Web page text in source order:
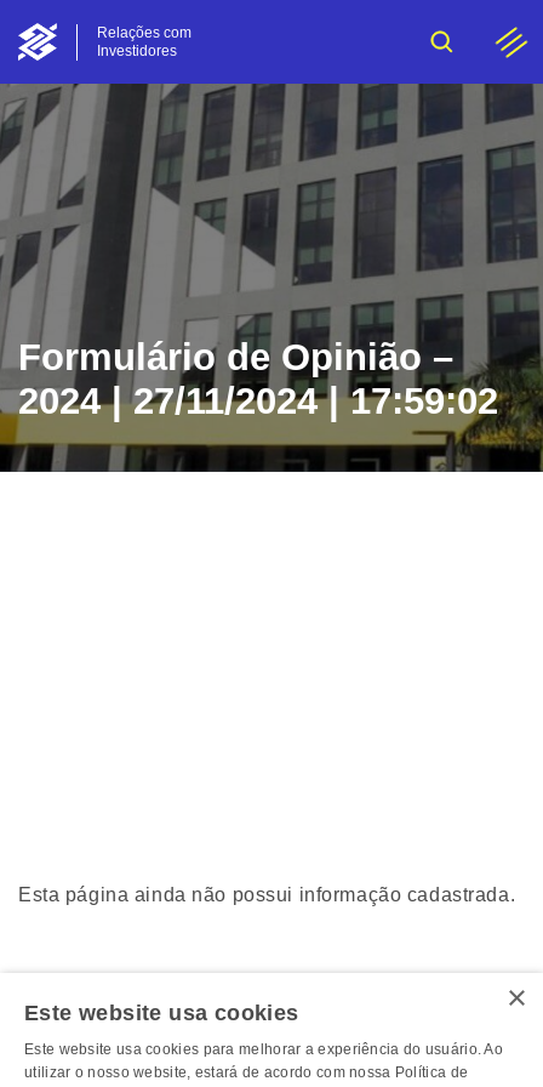
Relações com
Investidores
Formulário de Opinião –
2024 | 27/11/2024 | 17:59:02
Esta página ainda não possui informação cadastrada.
×
Este website usa cookies
Este website usa cookies para melhorar a experiência do usuário. Ao
utilizar o nosso website, estará de acordo com nossa Política de